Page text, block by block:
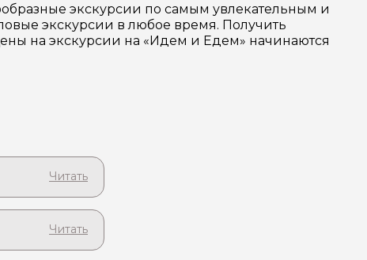
экскурсии по самым увлекательным и
экскурсии в любое время. Получить
на экскурсии на «Идем и Едем» начинаются